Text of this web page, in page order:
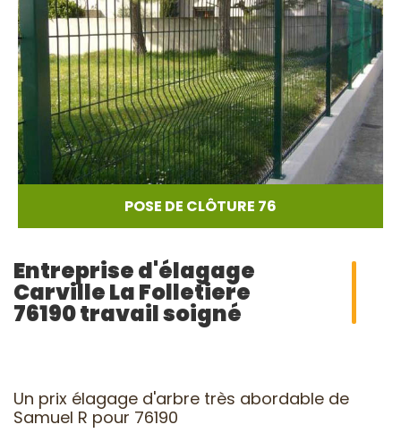
POSE DE CLÔTURE 76
Entreprise d'élagage
Carville La Folletiere
76190 travail soigné
Un prix élagage d'arbre très abordable de
Samuel R pour 76190